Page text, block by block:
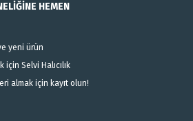
HEMEN
yeni ürün
Selvi Halıcılık
almak için kayıt olun!